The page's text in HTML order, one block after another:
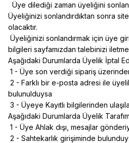
Üye dilediği zaman üyeliğini
Üyeliğinizi sonlandırdıktan sonra
olacaktır.
Üyeliğinizi sonlandırmak için üye
bilgileri sayfamızdan talebinizi
Aşağıdaki Durumlarda Üyelik İptal
1 - Üye son verdiği sipariş
2 - Farklı bir e-posta adresi ile
bulunulduysa
3 - Üyeye Kayıtlı bilgilerinden
Aşağıdaki Durumlarda Üyelik
1 - Üye Ahlak dışı, mesajlar
2 - Sahtekarlık girişiminde